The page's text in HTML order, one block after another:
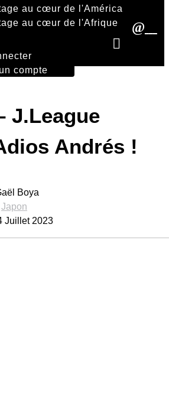
au cœur de l'América
au cœur de l'Afrique
compte
J.League
Andrés !
Boya
Japon
Juillet 2023